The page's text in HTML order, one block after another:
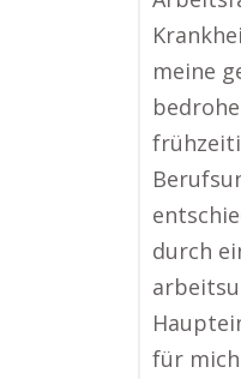
meine
durch
für